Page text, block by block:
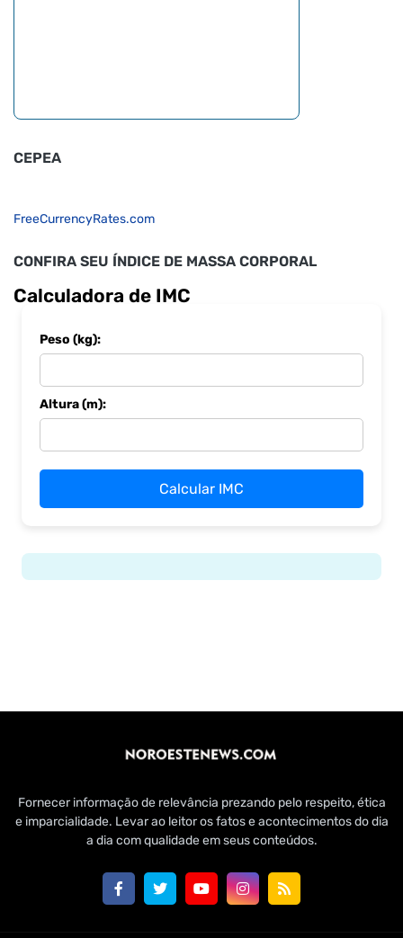
CEPEA
FreeCurrencyRates.com
CONFIRA SEU ÍNDICE DE MASSA CORPORAL
Calculadora de IMC
Peso (kg):
Altura (m):
Calcular IMC
Fornecer informação de relevância prezando pelo respeito, ética
e imparcialidade. Levar ao leitor os fatos e acontecimentos do dia
a dia com qualidade em seus conteúdos.